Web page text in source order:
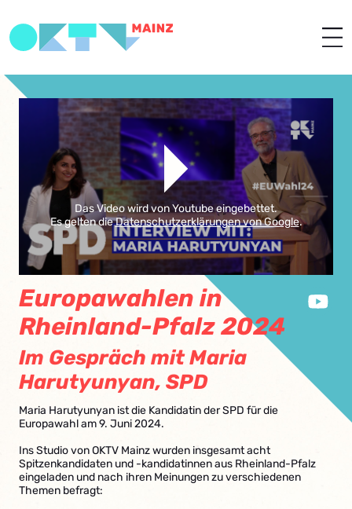
Das Video wird von Youtube eingebettet.
Es gelten dieDatenschutzerklärungen von Google.
Europawahlen in
Rheinland-Pfalz 2024
Im Gespräch mit Maria
Harutyunyan, SPD
Maria Harutyunyan ist die Kandidatin der SPD für die
Europawahl am 9. Juni 2024.
Ins Studio von OKTV Mainz wurden insgesamt acht
Spitzenkandidaten und -kandidatinnen aus Rheinland-Pfalz
eingeladen und nach ihren Meinungen zu verschiedenen
Themen befragt: